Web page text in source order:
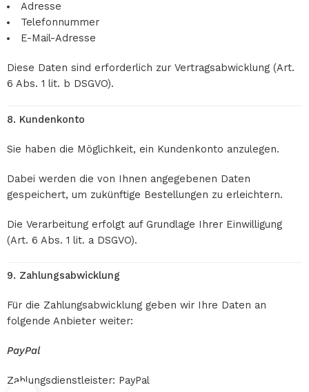
Adresse
Telefonnummer
E-Mail-Adresse
Diese Daten sind erforderlich zur Vertragsabwicklung (Art.
6 Abs. 1 lit. b DSGVO).
8. Kundenkonto
Sie haben die Möglichkeit, ein Kundenkonto anzulegen.
Dabei werden die von Ihnen angegebenen Daten
gespeichert, um zukünftige Bestellungen zu erleichtern.
Die Verarbeitung erfolgt auf Grundlage Ihrer Einwilligung
(Art. 6 Abs. 1 lit. a DSGVO).
9. Zahlungsabwicklung
Für die Zahlungsabwicklung geben wir Ihre Daten an
folgende Anbieter weiter:
PayPal
Zahlungsdienstleister: PayPal